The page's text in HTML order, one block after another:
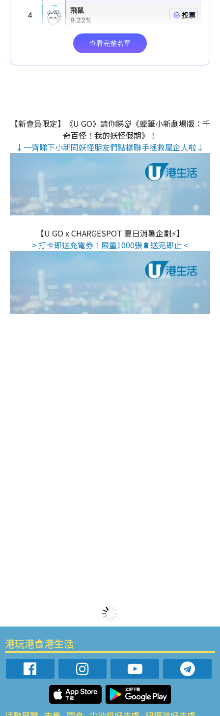
【新會員限定】《U GO》請你睇👹《蠟筆小新劇場版：千
奇百怪！我的妖怪假期》！
↓一齊睇下小新同妖怪朋友們點樣聯手拯救屋企人啦↓
【U GO x CHARGESPOT 夏日消暑企劃⚡】
> 打卡即送充電券！限量1000張🔋送完即止 <
港玩港食港生活